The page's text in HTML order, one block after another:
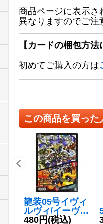
商品ページに表示さ
異なりますのでご注
【カードの梱包方法
初めてご購入の方は
この商品を買っ
龍装05号イヴィ
ルヴィ/イーヴィ
ル・フォース
480円(税込)